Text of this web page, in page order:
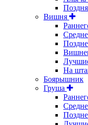
Вишня
На
Боярышник
Груша